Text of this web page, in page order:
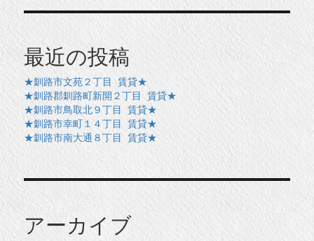
最近の投稿
★釧路市文苑２丁目 賃貸★
★釧路郡釧路町新開２丁目 賃貸★
★釧路市鳥取北９丁目 賃貸★
★釧路市幸町１４丁目 賃貸★
★釧路市南大通８丁目 賃貸★
アーカイブ